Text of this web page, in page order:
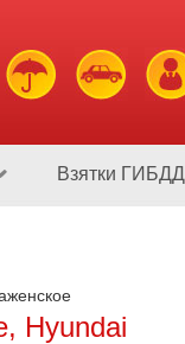
Взятки ГИБДД
Hyundai